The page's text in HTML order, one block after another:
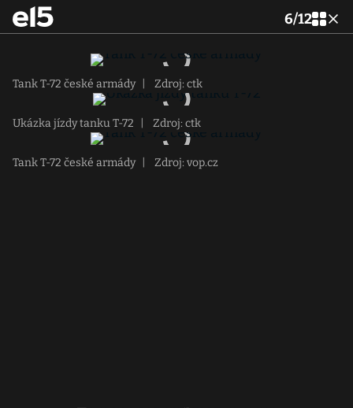
6/12
Tank T-72 české armády Zdroj: ctk
Ukázka jízdy tanku T-72 Zdroj: ctk
Tank T-72 české armády Zdroj: vop.cz